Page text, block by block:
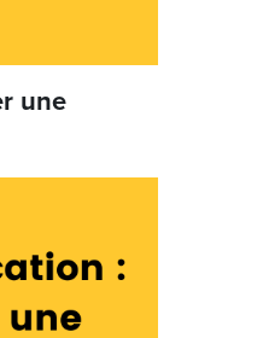
une